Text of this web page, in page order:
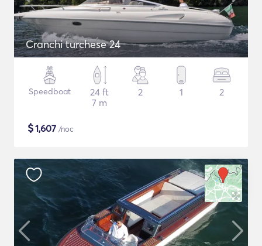
Cranchi turchese 24
Speedboat
24 ft
7 m
2 1 2
$1,607 /noc